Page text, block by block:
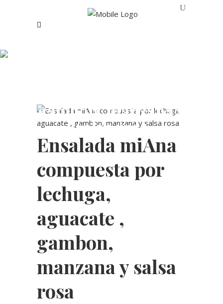
gambon, manzana y
salsa rosa
Ensalada miAna
compuesta por
lechuga,
aguacate ,
gambon,
manzana y salsa
rosa